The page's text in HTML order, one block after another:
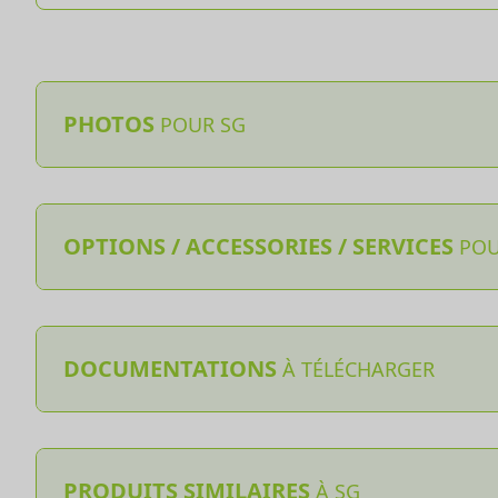
PHOTOS POUR SG
OPTIONS / ACCESSORIES / SERVICES
DOCUMENTATIONS À TÉLÉCHARGER
PRODUITS SIMILAIRES À SG